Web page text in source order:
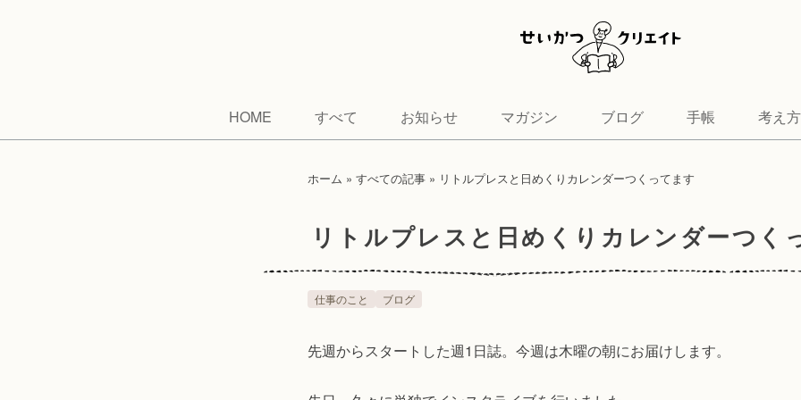
HOME すべて お知らせ マガジン ブログ 手帳 考え方
ホーム » すべての記事 » リトルプレスと日めくりカレンダーつくってます
リトルプレスと日めくりカレンダーつく
仕事のこと ブログ
先週からスタートした週1日誌。今週は木曜の朝にお届けします。